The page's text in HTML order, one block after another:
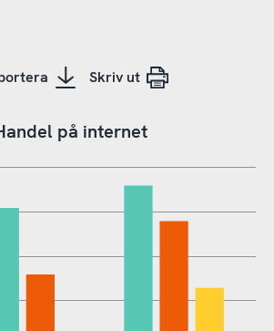
Skriv ut
på internet